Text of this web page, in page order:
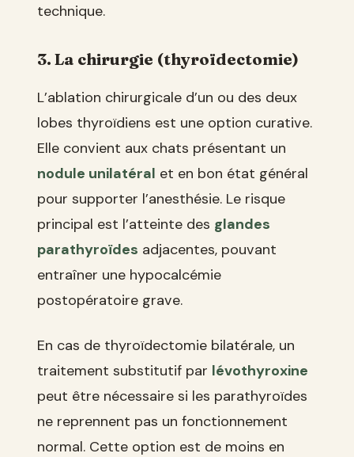
technique.
3. La chirurgie (thyroïdectomie)
L’ablation chirurgicale d’un ou des deux
lobes thyroïdiens est une option curative.
Elle convient aux chats présentant un
nodule unilatéral et en bon état général
pour supporter l’anesthésie. Le risque
principal est l’atteinte des glandes
parathyroïdes adjacentes, pouvant
entraîner une hypocalcémie
postopératoire grave.
En cas de thyroïdectomie bilatérale, un
traitement substitutif par lévothyroxine
peut être nécessaire si les parathyroïdes
ne reprennent pas un fonctionnement
normal. Cette option est de moins en